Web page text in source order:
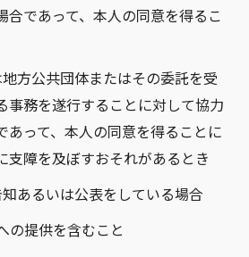
合であって、本人の同意を得るこ
方公共団体またはその委託を受
事務を遂行することに対して協力
あって、本人の同意を得ることに
支障を及ぼすおそれがあるとき
あるいは公表をしている場合
の提供を含むこと